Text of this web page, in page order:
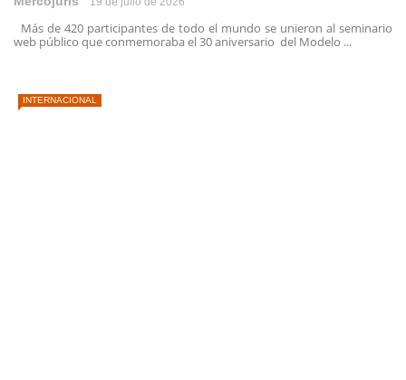
Más de 420 participantes de todo el mundo se unieron al seminario
web público que conmemoraba el 30 aniversario del Modelo ...
INTERNACIONAL